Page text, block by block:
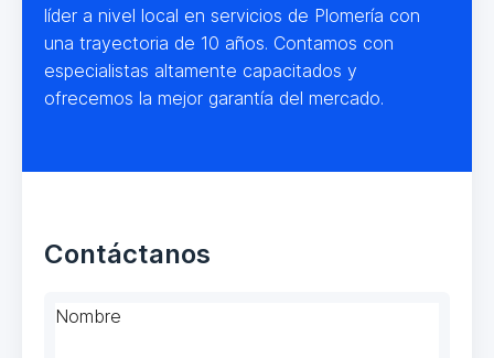
líder a nivel local en servicios de Plomería con
una trayectoria de 10 años. Contamos con
especialistas altamente capacitados y
ofrecemos la mejor garantía del mercado.
Contáctanos
Nombre